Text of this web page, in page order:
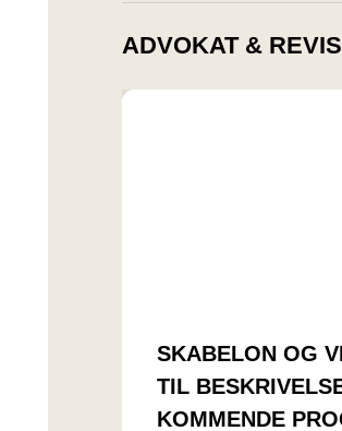
ADVOKAT &
SKABELON OG
TIL
KOMMENDE